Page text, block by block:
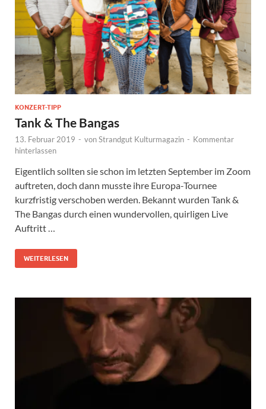
KONZERT-TIPP
Tank & The Bangas
13. Februar 2019 - vonStrandgut Kulturmagazin - Kommentar
hinterlassen
Eigentlich sollten sie schon im letzten September im Zoom
auftreten, doch dann musste ihre Europa-Tournee
kurzfristig verschoben werden. Bekannt wurden Tank &
The Bangas durch einen wundervollen, quirligen Live
Auftritt …
WEITERLESEN